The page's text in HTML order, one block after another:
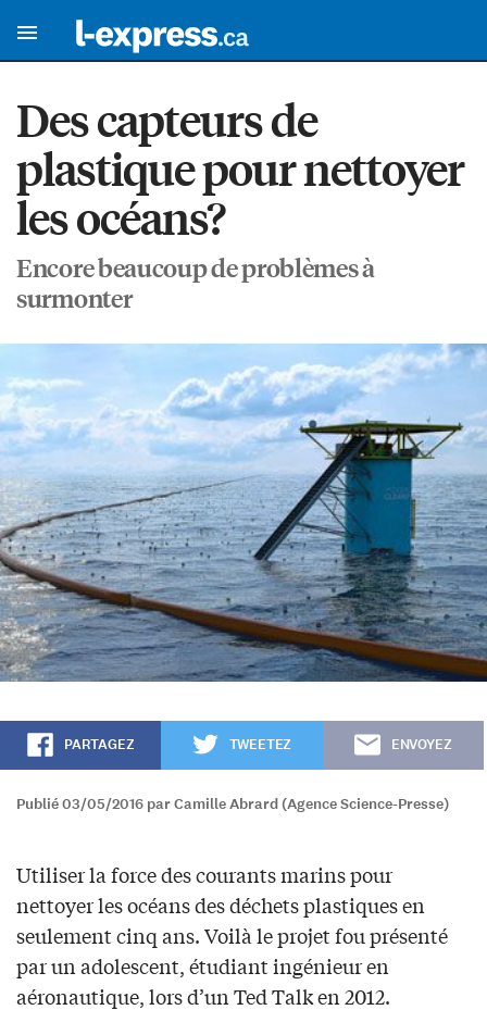
Des capteurs de
plastique pour nettoyer
les océans?
Encore beaucoup de problèmes à
surmonter
PARTAGEZ TWEETEZ ENVOYEZ
Publié 03/05/2016 par Camille Abrard (Agence Science-Presse)
Utiliser la force des courants marins pour
nettoyer les océans des déchets plastiques en
seulement cinq ans. Voilà le projet fou présenté
par un adolescent, étudiant ingénieur en
aéronautique, lors d’un Ted Talk en 2012.